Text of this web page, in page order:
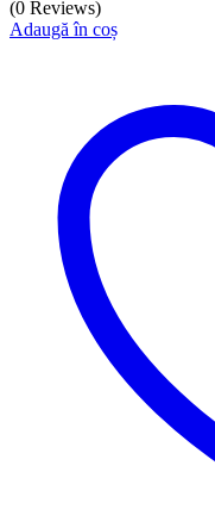
(0 Reviews)
Adaugă în coș